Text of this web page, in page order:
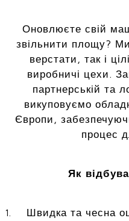
Оновлюєте свій
звільнити площу?
верстати, так і
виробничі цехи.
партнерській та
викуповуємо
Європи,
процес
Як
Швидка та чесна